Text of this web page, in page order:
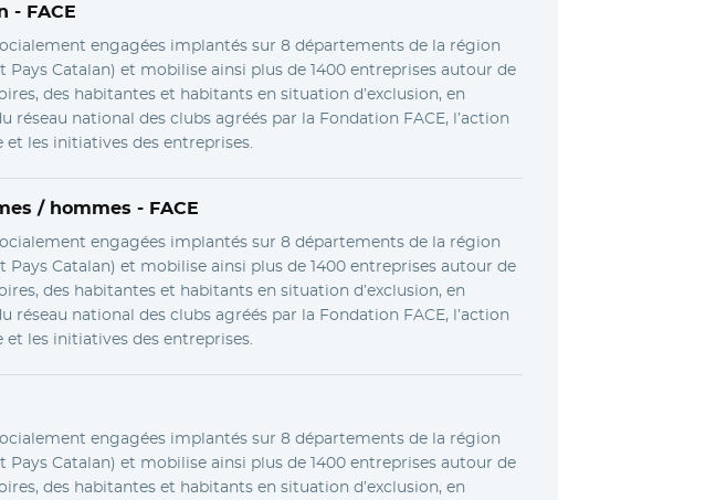
- FACE
engagées implantés sur 8 départements de la région
Pays Catalan) et mobilise ainsi plus de 1400 entreprises autour de
des habitantes et habitants en situation d’exclusion, en
national des clubs agréés par la Fondation FACE, l’action
et les initiatives des entreprises.
/ hommes - FACE
engagées implantés sur 8 départements de la région
Pays Catalan) et mobilise ainsi plus de 1400 entreprises autour de
des habitantes et habitants en situation d’exclusion, en
national des clubs agréés par la Fondation FACE, l’action
et les initiatives des entreprises.
engagées implantés sur 8 départements de la région
Pays Catalan) et mobilise ainsi plus de 1400 entreprises autour de
des habitantes et habitants en situation d’exclusion, en